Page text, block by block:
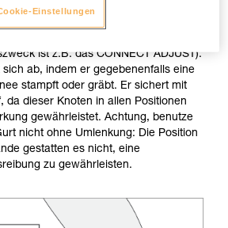
der Verankerung gesichert, sichert aber
ist z.B. das CONNECT ADJUST).
ab, indem er gegebenenfalls eine
stampft oder gräbt. Er sichert mit
da dieser Knoten in allen Positionen
gewährleistet. Achtung, benutze
nicht ohne Umlenkung: Die Position
gestatten es nicht, eine
zu gewährleisten.
Einstellungen